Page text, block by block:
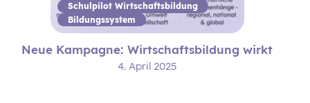
Schulpilot Wirtschaftsbildung
Bildungssystem
Neue Kampagne: Wirtschaftsbildung wirkt
4. April 2025